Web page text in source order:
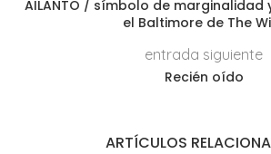
AILANTO / símbolo de marginalidad
el Baltimore de The
entrada siguiente
Recién oído
ARTÍCULOS